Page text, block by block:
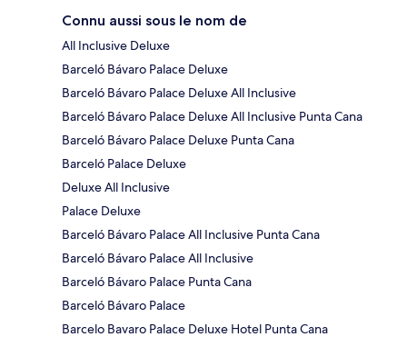
Connu aussi sous le nom de
All Inclusive Deluxe
Barceló Bávaro Palace Deluxe
Barceló Bávaro Palace Deluxe All Inclusive
Barceló Bávaro Palace Deluxe All Inclusive Punta Cana
Barceló Bávaro Palace Deluxe Punta Cana
Barceló Palace Deluxe
Deluxe All Inclusive
Palace Deluxe
Barceló Bávaro Palace All Inclusive Punta Cana
Barceló Bávaro Palace All Inclusive
Barceló Bávaro Palace Punta Cana
Barceló Bávaro Palace
Barcelo Bavaro Palace Deluxe Hotel Punta Cana